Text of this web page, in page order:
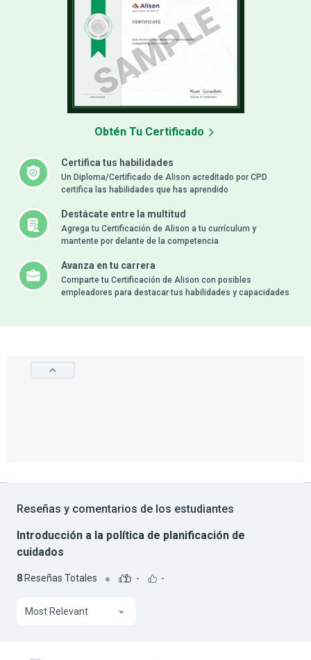
Certifica tus habilidades
Un Diploma/Certificado de Alison acreditado por CPD
certifica las habilidades que has aprendido
Destácate entre la multitud
Agrega tu Certificación de Alison a tu currículum y
mantente por delante de la competencia
Avanza en tu carrera
Comparte tu Certificación de Alison con posibles
empleadores para destacar tus habilidades y capacidades
Obtén Tu Certificado
Reseñas y comentarios de los estudiantes
Introducción a la política de planificación de
cuidados
8 Reseñas Totales - -
Most Relevant